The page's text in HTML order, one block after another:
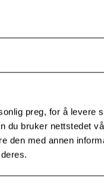
preg, for å levere
du bruker nettstedet
den med annen
På dette kurset
landskapet, slik at du
markedsføring.
aktør på